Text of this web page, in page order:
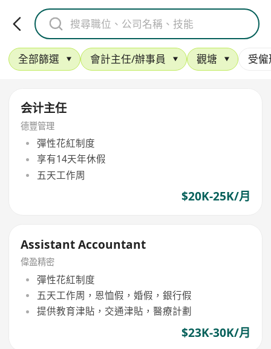
全部篩選 會計主任/辦事員 觀塘 受
会计主任
德豐管理
彈性花紅制度
享有14天年休假
五天工作周
$20K-25K/月
Assistant Accountant
偉盈精密
彈性花紅制度
五天工作周，恩恤假，婚假，銀行假
提供教育津貼，交通津貼，醫療計劃
$23K-30K/月